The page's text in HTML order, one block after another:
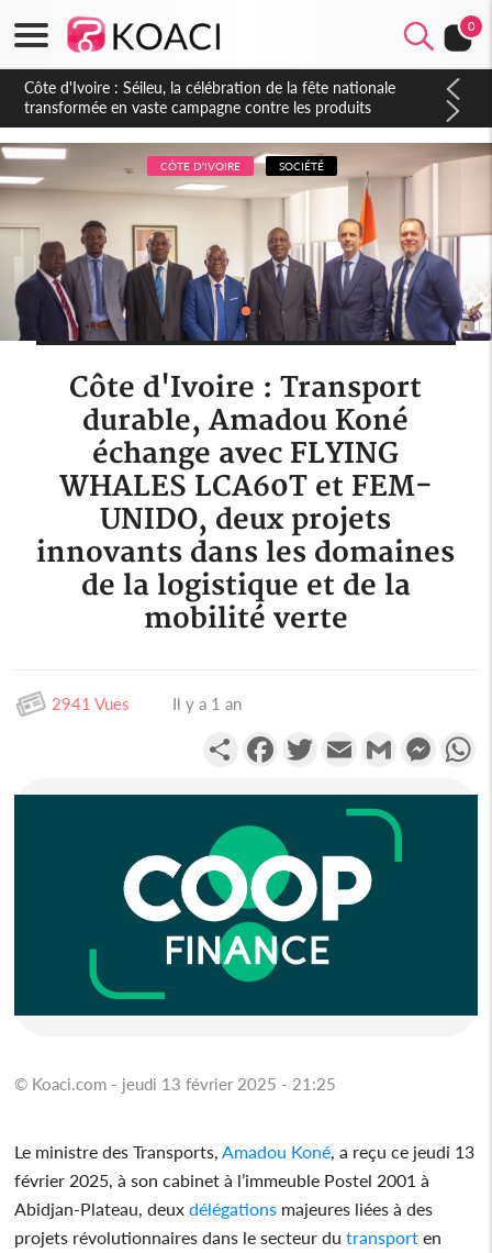
0
Côte d'Ivoire : Séileu, la célébration de la fête nationale
transformée en vaste campagne contre les produits
dépigmentants dangereux
CÔTE D'IVOIRE SOCIÉTÉ
Côte d'Ivoire : Transport
durable, Amadou Koné
échange avec FLYING
WHALES LCA60T et FEM-
UNIDO, deux projets
innovants dans les domaines
de la logistique et de la
mobilité verte
2941 Vues Il y a 1 an
PartagerFacebookTwitterEmail Gmail
© Koaci.com - jeudi 13 février 2025 - 21:25
Le ministre des Transports, Amadou Koné , a reçu ce jeudi 13
février 2025, à son cabinet à l’immeuble Postel 2001 à
Abidjan-Plateau, deux délégations majeures liées à des
projets révolutionnaires dans le secteur du transport en